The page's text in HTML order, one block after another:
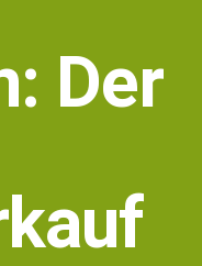
Der